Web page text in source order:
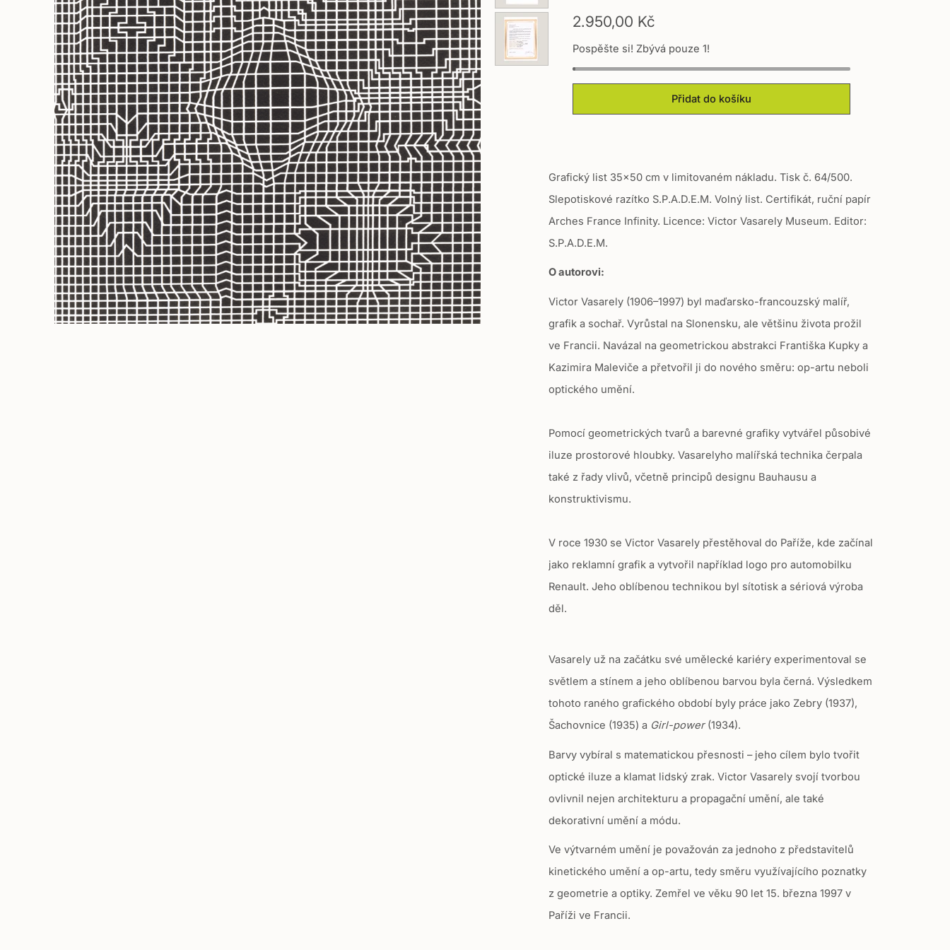
T
r
l
i
o
m
i
s
i
n
g
:
c
p
r
o
d
c
.
r
a
r
_
r
i
c
e
2.950,00 Kč
Pospěšte si! Zbývá pouze 1!
Přidat do košíku
Grafický list 35x50 cm v limitovaném nákladu. Tisk č. 64/500.
Slepotiskové razítko S.P.A.D.E.M. Volný list. Certifikát, ruční papír
Arches France Infinity. Licence: Victor Vasarely Museum. Editor:
S.P.A.D.E.M.
O autorovi:
Victor Vasarely (1906–1997) byl maďarsko-francouzský malíř,
grafik a sochař. Vyrůstal na Slonensku, ale většinu života prožil
ve Francii. Navázal na geometrickou abstrakci Františka Kupky a
Kazimira Maleviče a přetvořil ji do nového směru: op-artu neboli
optického umění.
Pomocí geometrických tvarů a barevné grafiky vytvářel působivé
iluze prostorové hloubky. Vasarelyho malířská technika čerpala
také z řady vlivů, včetně principů designu Bauhausu a
konstruktivismu.
V roce 1930 se Victor Vasarely přestěhoval do Paříže, kde začínal
jako reklamní grafik a vytvořil například logo pro automobilku
Renault. Jeho oblíbenou technikou byl sítotisk a sériová výroba
děl.
Vasarely už na začátku své umělecké kariéry experimentoval se
světlem a stínem a jeho oblíbenou barvou byla černá. Výsledkem
tohoto raného grafického období byly práce jako Zebry (1937),
Šachovnice (1935) a Girl-power(1934).
Barvy vybíral s matematickou přesnosti – jeho cílem bylo tvořit
optické iluze a klamat lidský zrak. Victor Vasarely svojí tvorbou
ovlivnil nejen architekturu a propagační umění, ale také
dekorativní umění a módu.
Ve výtvarném umění je považován za jednoho z představitelů
kinetického umění a op-artu, tedy směru využívajícího poznatky
z geometrie a optiky. Zemřel ve věku 90 let 15. března 1997 v
Paříži ve Francii.